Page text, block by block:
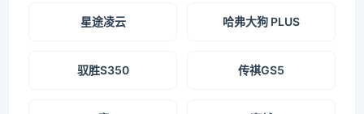
星途凌云 哈弗大狗 PLUS
驭胜S350 传祺GS5